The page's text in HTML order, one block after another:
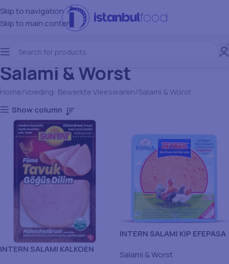
Skip to navigation
Skip to main content
Salami & Worst
Home Voeding: Bewerkte Vleeswaren Salami & Worst
Show column
INTERN SALAMI KALKOEN
INTERN SALAMI KIP EFEPASA
Salami & Worst